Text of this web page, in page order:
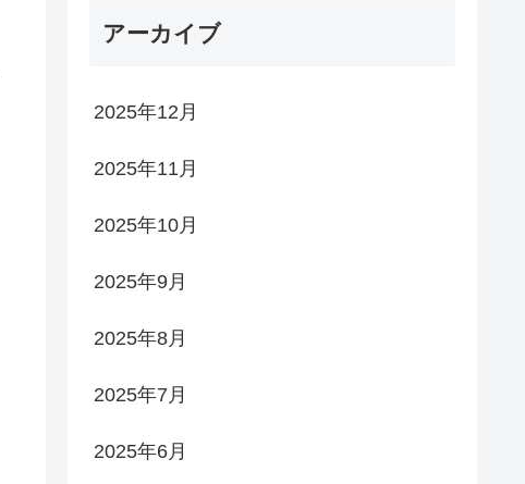
アーカイブ
2025年12月
2025年11月
2025年10月
2025年9月
2025年8月
2025年7月
2025年6月